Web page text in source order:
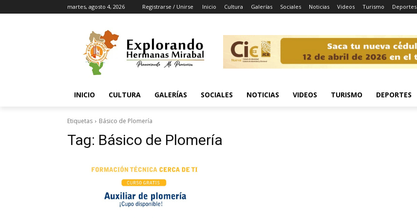
martes, agosto 4, 2026 Registrarse / Unirse Inicio Cultura Galerías Sociales Noticias Videos Turismo Deportes
INICIO CULTURA GALERÍAS SOCIALES NOTICIAS VIDEOS TURISMO DEPORTES
Etiquetas Básico de Plomería
Tag: Básico de Plomería